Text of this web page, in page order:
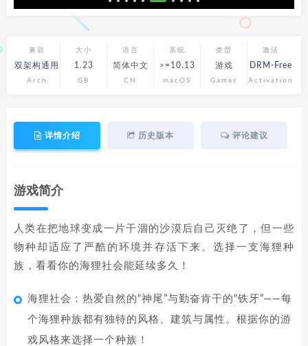
兼容
双架构通用
Arch
大小
1.23
GB
语言
简体中文
CN
系统
>=10.13
macOS
类型
游戏
Games
激活
DRM-Free
Activation
详情介绍 历史版本 评论建议
游戏简介
人类在把地球变成一片干涸的沙漠后自己灭绝了，但一些
物种却适应了严酷的环境并存活下来。选择一支海狸种
族，看看你的海狸社会能延续多久！
海狸社会：热爱自然的“神尾”与勤奋肯干的“铁牙”——每
个海狸种族都有独特的风格、建筑与属性。根据你的游
戏风格来选择一个种族！